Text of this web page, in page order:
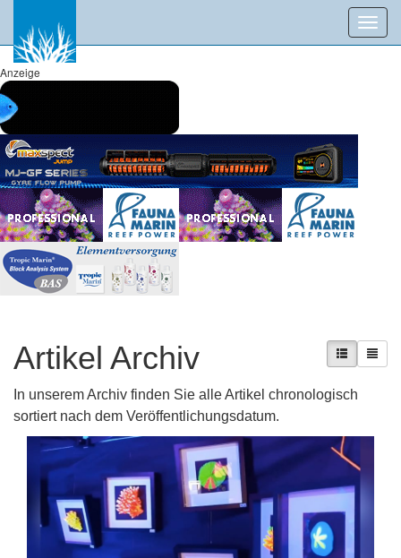
Anzeige
Artikel Archiv
In unserem Archiv finden Sie alle Artikel chronologisch
sortiert nach dem Veröffentlichungsdatum.